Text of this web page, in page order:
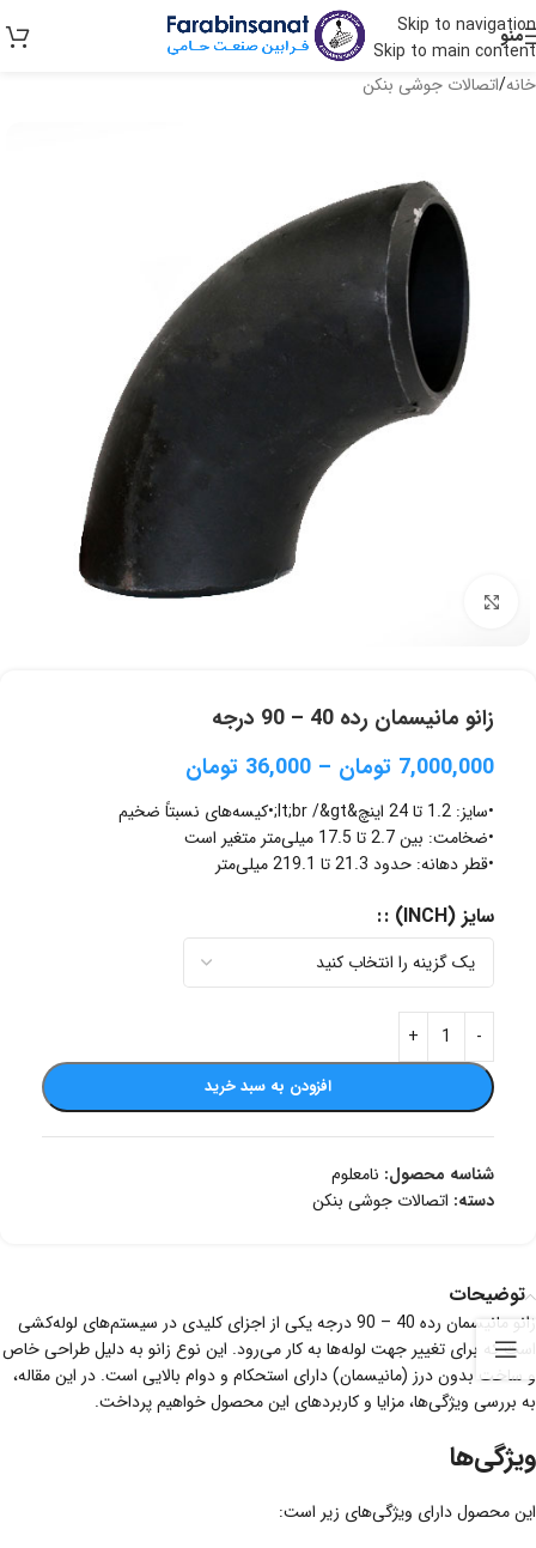
Skip to navigation
Skip to main content
منو
خانه/اتصالات جوشی بنکن
زانو مانیسمان رده 40 – 90 درجه
7,000,000 تومان –
36,000 تومان
•سایز: 1.2 تا 24 اینچ&lt;br /&gt;•کیسه‌های نسبتاً ضخیم
•ضخامت: بین 2.7 تا 17.5 میلی‌متر متغیر است
•قطر دهانه: حدود 21.3 تا 219.1 میلی‌متر
سایز (INCH) :
افزودن به سبد خرید
شناسه محصول: نامعلوم
دسته: اتصالات جوشی بنکن
توضیحات
زانو مانیسمان رده 40 – 90 درجه یکی از اجزای کلیدی در سیستم‌های لوله‌کشی
است که برای تغییر جهت لوله‌ها به کار می‌رود. این نوع زانو به دلیل طراحی خاص
و ساخت بدون درز (مانیسمان) دارای استحکام و دوام بالایی است. در این مقاله،
به بررسی ویژگی‌ها، مزایا و کاربردهای این محصول خواهیم پرداخت.
ویژگی‌ها
این محصول دارای ویژگی‌های زیر است: